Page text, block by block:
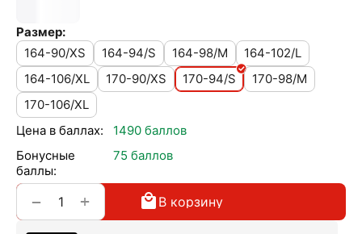
Размер:
164-90/XS
164-94/S 164-98/M
164-102/L
164-106/XL
170-90/XS 170-94/S
170-98/M
170-106/XL
Цена в баллах:
1490 баллов
Бонусные
баллы:
75 баллов
+
− В корзину